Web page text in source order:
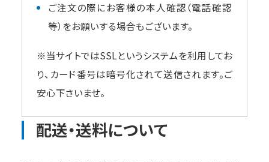
ご注文の際にお客様の本人確認（電話確認
等）をお願いする場合もございます。
※当サイトではSSLというシステムを利用してお
り、カード番号は暗号化されて送信されます。ご
安心下さいませ。
配送・送料について